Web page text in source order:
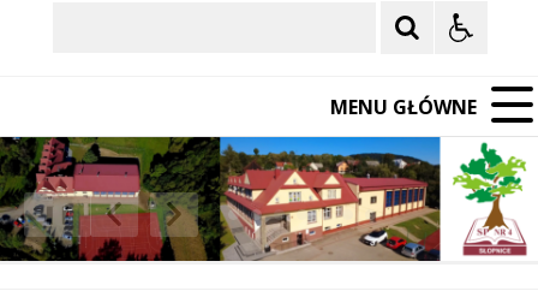
MENU GŁÓWNE
Poprzedni Element
Następny Element
❚❚